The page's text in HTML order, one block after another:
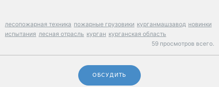
лесопожарная техника пожарные грузовики курганмашзавод новинки
испытания лесная отрасль курган курганская область
59 просмотров всего.
ОБСУДИТЬ